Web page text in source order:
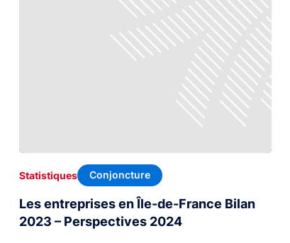
Les entreprises en Île-de-France Bilan
2023 – Perspectives 2024
Statistiques Conjoncture